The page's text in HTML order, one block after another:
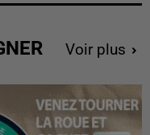
Voir plus